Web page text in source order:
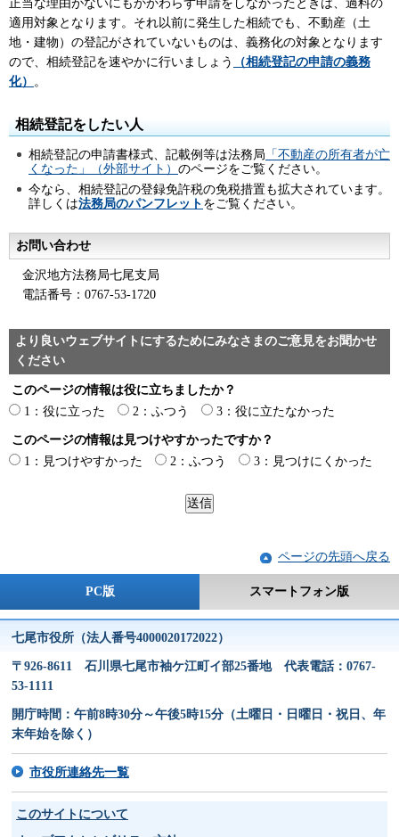
正当な理由がないにもかかわらず申請をしなかったときは、過料の
適用対象となります。それ以前に発生した相続でも、不動産（土
地・建物）の登記がされていないものは、義務化の対象となります
ので、相続登記を速やかに行いましょう
（相続登記の申請の義務
化） 。
相続登記をしたい人
相続登記の申請書様式、記載例等は法務局 「不動産の所有者が亡
くなった」（外部サイト） のページをご覧ください。
今なら、相続登記の登録免許税の免税措置も拡大されています。
詳しくは法務局のパンフレット をご覧ください。
お問い合わせ
金沢地方法務局七尾支局
電話番号：0767-53-1720
より良いウェブサイトにするためにみなさまのご意見をお聞かせ
ください
このページの情報は役に立ちましたか？
1：役に立った
2：ふつう 3：役に立たなかった
このページの情報は見つけやすかったですか？
1：見つけやすかった
2：ふつう 3：見つけにくかった
ページの先頭へ戻る
PC版 スマートフォン版
七尾市役所（法人番号4000020172022）
〒926-8611 石川県七尾市袖ケ江町イ部25番地 代表電話：0767-
53-1111
開庁時間：午前8時30分～午後5時15分（土曜日・日曜日・祝日、年
末年始を除く）
市役所連絡先一覧
このサイトについて